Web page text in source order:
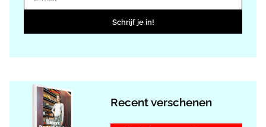
Schrijf je in!
Recent verschenen